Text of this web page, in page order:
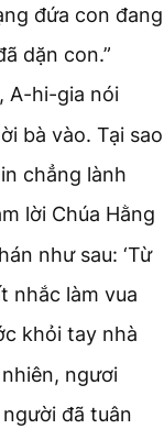
đứa con đang
dặn con.”
A-hi-gia nói
bà vào. Tại sao
chẳng lành
lời Chúa Hằng
như sau: ‘Từ
nhắc làm vua
khỏi tay nhà
ngươi
đã tuân